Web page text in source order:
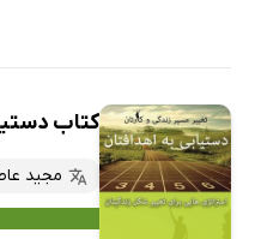
کتاب
مجید